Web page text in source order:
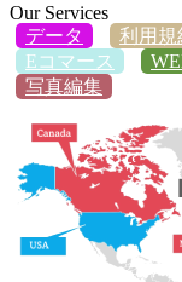
Our Services
データ
利用規
Eコマース
写真編集